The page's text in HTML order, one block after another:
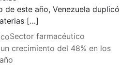
de este año, Venezuela duplicó
[…]
Sector farmacéutico
crecimiento del 48% en los